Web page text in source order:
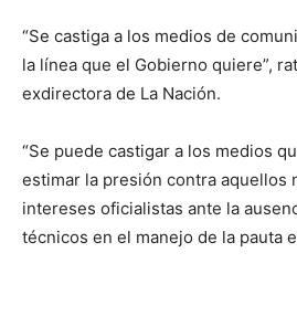
“Se castiga a los medios de
la línea que el Gobierno quiere”,
exdirectora de La Nación.
“Se puede castigar a los medios
estimar la presión contra aquellos
intereses oficialistas ante la
técnicos en el manejo de la pauta